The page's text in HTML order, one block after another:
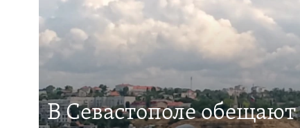
В Севастополе